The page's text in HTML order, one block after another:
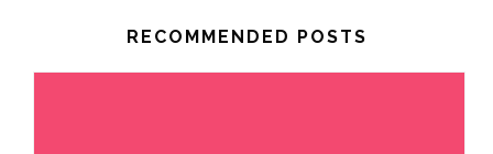
RECOMMENDED POSTS